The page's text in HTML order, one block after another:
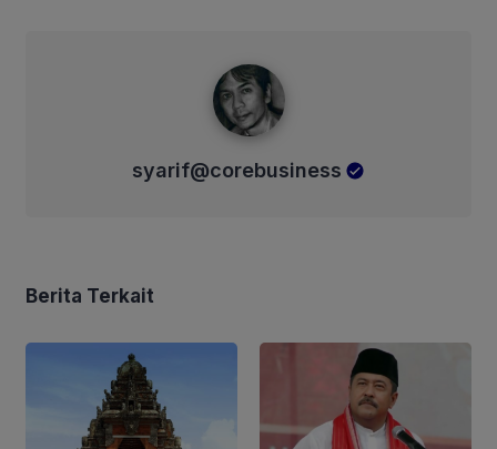
syarif@corebusiness
Berita Terkait